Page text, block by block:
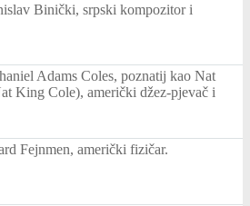
Binički, srpski kompozitor i
Adams Coles, poznatij kao Nat
King Cole), američki džez-pjevač i
Fejnmen, američki fizičar.